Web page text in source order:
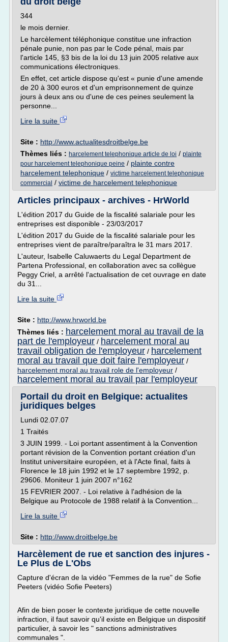
344
le mois dernier.
Le harcèlement téléphonique constitue une infraction
pénale punie, non pas par le Code pénal, mais par
l'article 145, §3 bis de la loi du 13 juin 2005 relative aux
communications électroniques.
En effet, cet article dispose qu'est « punie d'une amende
de 20 à 300 euros et d'un emprisonnement de quinze
jours à deux ans ou d'une de ces peines seulement la
personne...
Lire la suite
Site : http://www.actualitesdroitbelge.be
Thèmes liés : harcelement telephonique article de loi / plainte
pour harcelement telephonique peine / plainte contre
harcelement telephonique / victime harcelement telephonique
commercial / victime de harcelement telephonique
Articles principaux - archives - HrWorld
L'édition 2017 du Guide de la fiscalité salariale pour les
entreprises est disponible - 23/03/2017
L'édition 2017 du Guide de la fiscalité salariale pour les
entreprises vient de paraître/paraîtra le 31 mars 2017.
L'auteur, Isabelle Caluwaerts du Legal Department de
Partena Professional, en collaboration avec sa collègue
Peggy Criel, a arrêté l'actualisation de cet ouvrage en date
du 31...
Lire la suite
Site : http://www.hrworld.be
Thèmes liés : harcelement moral au travail de la
part de l'employeur / harcelement moral au
travail obligation de l'employeur / harcelement
moral au travail que doit faire l'employeur /
harcelement moral au travail role de l'employeur /
harcelement moral au travail par l'employeur
Portail du droit en Belgique: actualites
juridiques belges
Lundi 02.07.07
1 Traités
3 JUIN 1999. - Loi portant assentiment à la Convention
portant révision de la Convention portant création d'un
Institut universitaire européen, et à l'Acte final, faits à
Florence le 18 juin 1992 et le 17 septembre 1992, p.
29606. Moniteur 1 juin 2007 n°162
15 FEVRIER 2007. - Loi relative à l'adhésion de la
Belgique au Protocole de 1988 relatif à la Convention...
Lire la suite
Site : http://www.droitbelge.be
Harcèlement de rue et sanction des injures -
Le Plus de L'Obs
Capture d'écran de la vidéo "Femmes de la rue" de Sofie
Peeters (vidéo Sofie Peeters)
Afin de bien poser le contexte juridique de cette nouvelle
infraction, il faut savoir qu'il existe en Belgique un dispositif
particulier, à savoir les " sanctions administratives
communales ".